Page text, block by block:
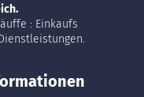
: Einkaufs